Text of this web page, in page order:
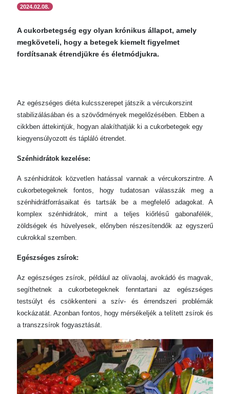
2024.02.08.
A cukorbetegség egy olyan krónikus állapot, amely
megköveteli, hogy a betegek kiemelt figyelmet
fordítsanak étrendjükre és életmódjukra.
Az egészséges diéta kulcsszerepet játszik a vércukorszint
stabilizálásában és a szövődmények megelőzésében. Ebben a
cikkben áttekintjük, hogyan alakíthatják ki a cukorbetegek egy
kiegyensúlyozott és tápláló étrendet.
Szénhidrátok kezelése:
A szénhidrátok közvetlen hatással vannak a vércukorszintre. A
cukorbetegeknek fontos, hogy tudatosan válasszák meg a
szénhidrátforrásaikat és tartsák be a megfelelő adagokat. A
komplex szénhidrátok, mint a teljes kiőrlésű gabonafélék,
zöldségek és hüvelyesek, előnyben részesítendők az egyszerű
cukrokkal szemben.
Egészséges zsírok:
Az egészséges zsírok, például az olívaolaj, avokádó és magvak,
segíthetnek a cukorbetegeknek fenntartani az egészséges
testsúlyt és csökkenteni a szív- és érrendszeri problémák
kockázatát. Azonban fontos, hogy mérsékeljék a telített zsírok és
a transzzsírok fogyasztását.